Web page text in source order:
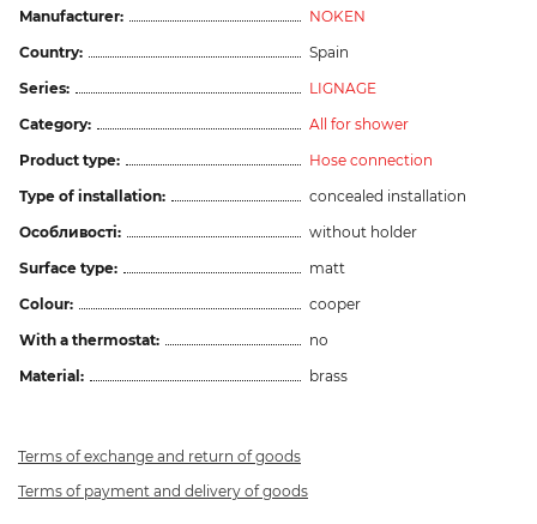
Manufacturer:
NOKEN
Country:
Spain
Series:
LIGNAGE
Category:
All for shower
Product type:
Hose connection
Type of installation:
concealed installation
Особливості:
without holder
Surface type:
matt
Colour:
cooper
With a thermostat:
no
Material:
brass
Terms of exchange and return of goods
Terms of payment and delivery of goods